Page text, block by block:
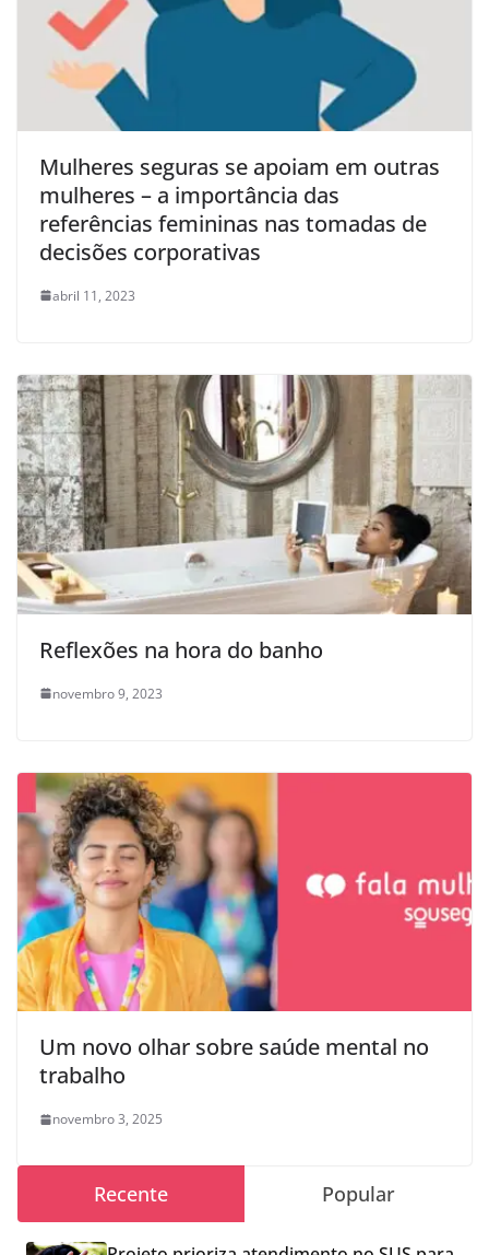
Mulheres seguras se apoiam em outras
mulheres – a importância das
referências femininas nas tomadas de
decisões corporativas
abril 11, 2023
Reflexões na hora do banho
novembro 9, 2023
Um novo olhar sobre saúde mental no
trabalho
novembro 3, 2025
Recente Popular